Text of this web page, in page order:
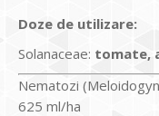
Doze de utilizare:
Solanaceae: tomate,
Nematozi
625 ml/ha